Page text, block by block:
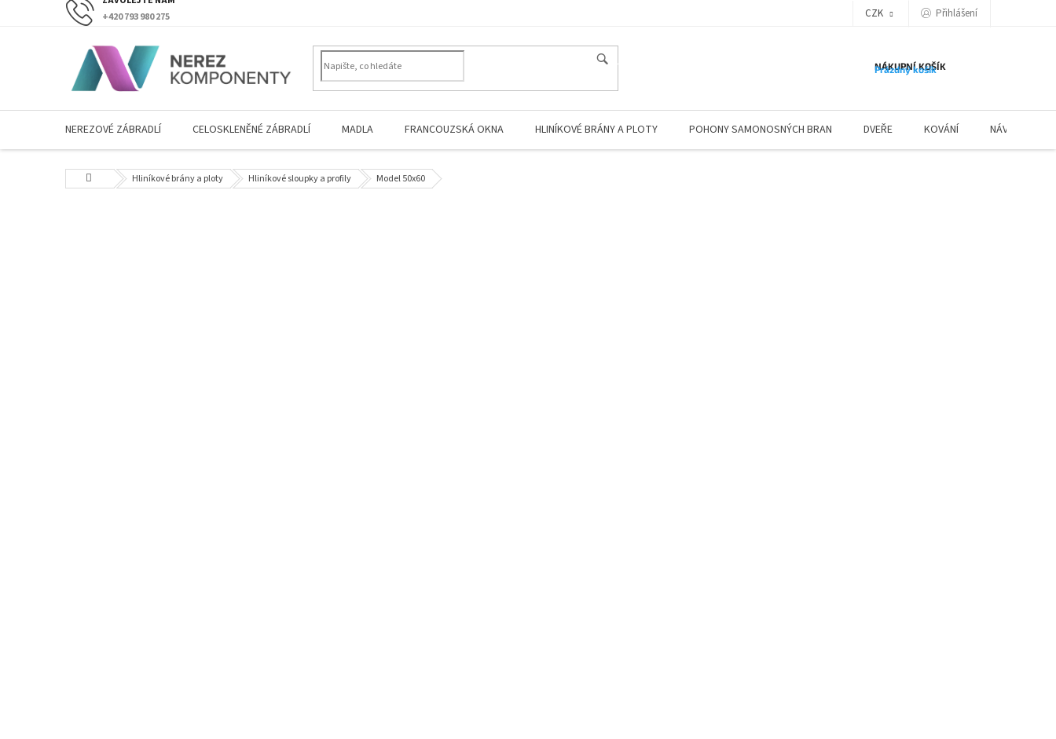
+420 793 980 275 CZK Přihlášení
NÁKUPNÍ KOŠÍK
Prázdný košík
NEREZOVÉ ZÁBRADLÍ CELOSKLENĚNÉ ZÁBRADLÍ MADLA FRANCOUZSKÁ OKNA HLINÍKOVÉ BRÁNY A PLOTY POHONY SAMONOSNÝCH BRAN DVEŘE KOVÁNÍ NÁVODY
Domů Hliníkové brány a ploty Hliníkové sloupky a profily Model 50x60